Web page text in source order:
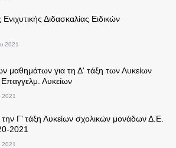
Δ' Αθήνας
Θέματα
Διευθυντή Εκπαίδευσης
Τίτλων Σπουδών Ξένων Σχολείων
Διδασκαλίας Ειδικών
2021
μαθημάτων για τη Δ' τάξη των Λυκείων
Επαγγελμ. Λυκείων
2021
Γ’ τάξη Λυκείων σχολικών μονάδων Δ.Ε.
2021
2021